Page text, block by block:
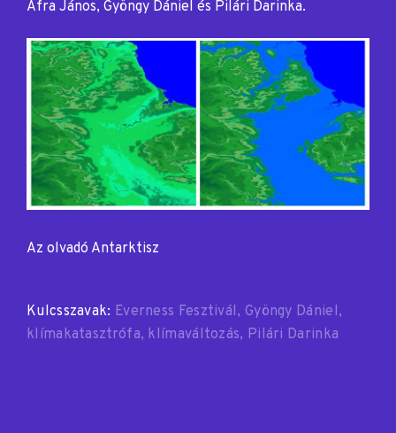
Áfra János, Gyöngy Dániel és Pilári Darinka.
Az olvadó Antarktisz
Kulcsszavak: Everness Fesztivál Gyöngy Dániel
klímakatasztrófa klímaváltozás Pilári Darinka